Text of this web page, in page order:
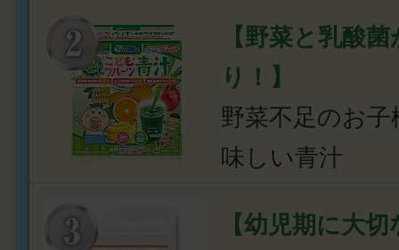
【野菜と乳酸
り！】
野菜不足のお
味しい青汁
【幼児期に大